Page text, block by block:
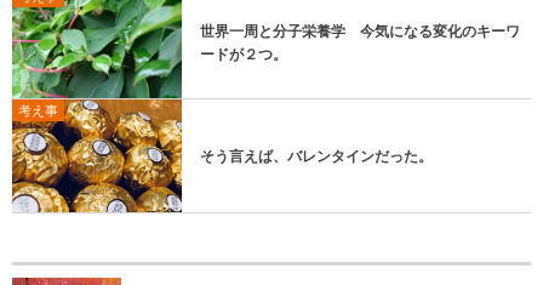
世界一周と分子栄養学 今気になる変化のキーワ
ードが２つ。
考え事
そう言えば、バレンタインだった。